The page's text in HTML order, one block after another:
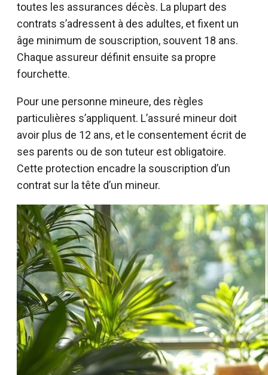
toutes les assurances décès. La plupart des
contrats s’adressent à des adultes, et fixent un
âge minimum de souscription, souvent 18 ans.
Chaque assureur définit ensuite sa propre
fourchette.
Pour une personne mineure, des règles
particulières s’appliquent. L’assuré mineur doit
avoir plus de 12 ans, et le consentement écrit de
ses parents ou de son tuteur est obligatoire.
Cette protection encadre la souscription d’un
contrat sur la tête d’un mineur.